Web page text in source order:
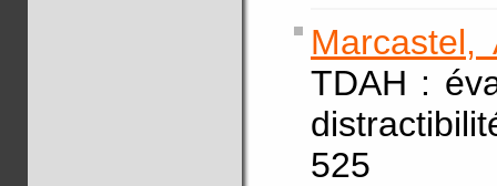
Marcastel,
TDAH :
525